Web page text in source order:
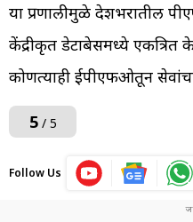
या प्रणालीमुळे देशभरातील
केंद्रीकृत डेटाबेसमध्ये एकत्रित
कोणत्याही ईपीएफओतून
5/ 5
Follow Us